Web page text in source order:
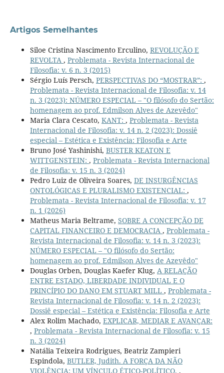
Artigos Semelhantes
Siloe Cristina Nascimento Erculino, REVOLUÇÃO E
REVOLTA , Problemata - Revista Internacional de
Filosofia: v. 6 n. 3 (2015)
Sérgio Luís Persch, PERSPECTIVAS DO “MOSTRAR”: ,
Problemata - Revista Internacional de Filosofia: v. 14
n. 3 (2023): NÚMERO ESPECIAL – "O filósofo do Sertão:
homenagem ao prof. Edmilson Alves de Azevêdo"
Maria Clara Cescato, KANT: , Problemata - Revista
Internacional de Filosofia: v. 14 n. 2 (2023): Dossiê
especial – Estética e Existência: Filosofia e Arte
Bruno José Yashinishi, BUSTER KEATON E
WITTGENSTEIN: , Problemata - Revista Internacional
de Filosofia: v. 15 n. 3 (2024)
Pedro Luiz de Oliveira Soares, DE INSURGÊNCIAS
ONTOLÓGICAS E PLURALISMO EXISTENCIAL: ,
Problemata - Revista Internacional de Filosofia: v. 17
n. 1 (2026)
Matheus Maria Beltrame, SOBRE A CONCEPÇÃO DE
CAPITAL FINANCEIRO E DEMOCRACIA , Problemata -
Revista Internacional de Filosofia: v. 14 n. 3 (2023):
NÚMERO ESPECIAL – "O filósofo do Sertão:
homenagem ao prof. Edmilson Alves de Azevêdo"
Douglas Orben, Douglas Kaefer Klug, A RELAÇÃO
ENTRE ESTADO, LIBERDADE INDIVIDUAL E O
PRINCÍPIO DO DANO EM STUART MILL , Problemata -
Revista Internacional de Filosofia: v. 14 n. 2 (2023):
Dossiê especial – Estética e Existência: Filosofia e Arte
Alex Rolim Machado, EXPLICAR, MEDIAR E AVANÇAR:
, Problemata - Revista Internacional de Filosofia: v. 15
n. 3 (2024)
Natália Teixeira Rodrigues, Beatriz Zampieri
Espindola, BUTLER, Judith. A FORÇA DA NÃO
VIOLÊNCIA: UM VÍNCULO ÉTICO-POLÍTICO. ,